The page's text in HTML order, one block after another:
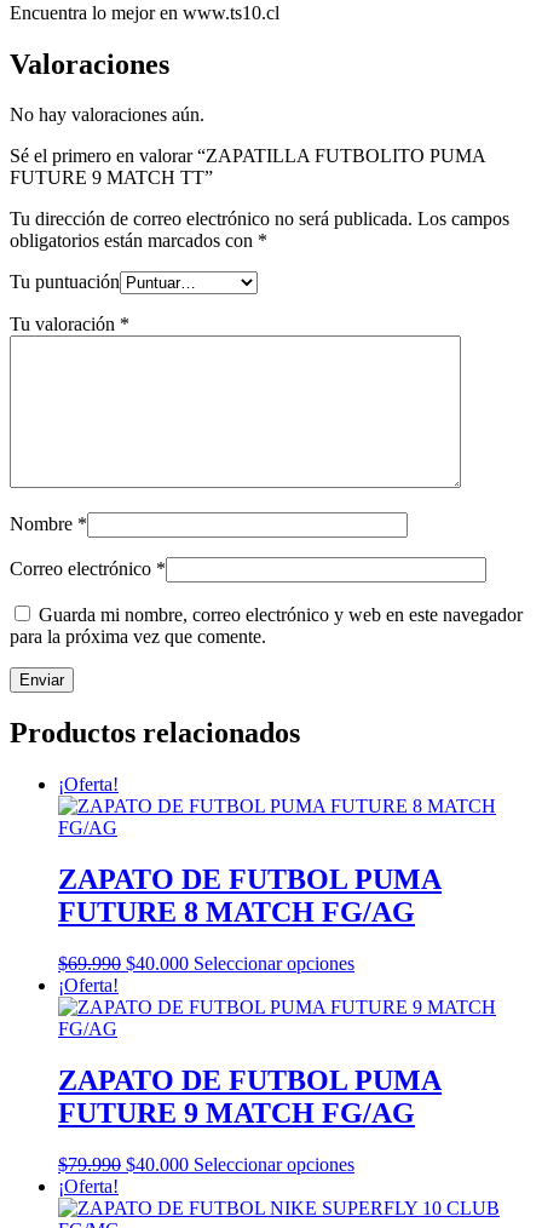
Encuentra lo mejor en www.ts10.cl
Valoraciones
No hay valoraciones aún.
Sé el primero en valorar “ZAPATILLA FUTBOLITO PUMA
FUTURE 9 MATCH TT”
Tu dirección de correo electrónico no será publicada. Los campos
obligatorios están marcados con *
Tu puntuación
Tu valoración *
Nombre *
Correo electrónico *
Guarda mi nombre, correo electrónico y web en este navegador
para la próxima vez que comente.
Productos relacionados
¡Oferta!
ZAPATO DE FUTBOL PUMA
FUTURE 8 MATCH FG/AG
$69.990 El
original
$40.000El
actual
Seleccionar opcionesEste
tiene
Las
opciones
se
elegir
en
la
página
¡Oferta!
ZAPATO DE FUTBOL PUMA
FUTURE 9 MATCH FG/AG
$79.990 El
original
$40.000El
actual
Seleccionar opcionesEste
tiene
¡Oferta!